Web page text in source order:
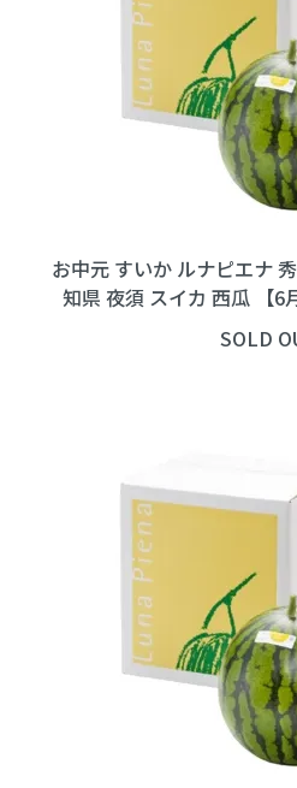
お中元 すいか ルナピエナ
知県 夜須 スイカ 西瓜 【6
SOLD